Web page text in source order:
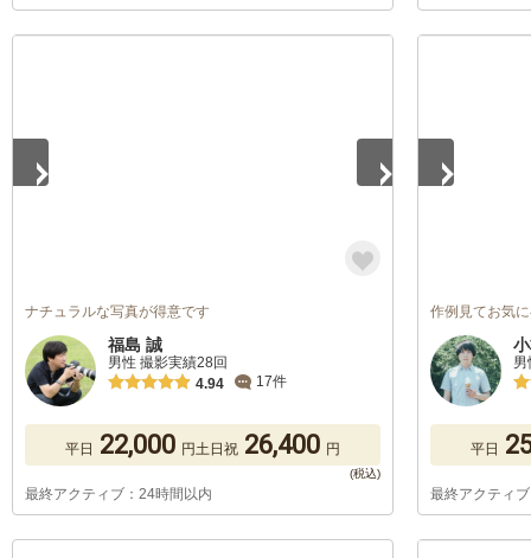
ナチュラルな写真が得意です
福島 誠
男性 撮影実績28回
4.94
17件
平日 22,000 円土日祝 26,400 円
最終アクティブ：24時間以内
作例見てお気
平日
最終アクティ